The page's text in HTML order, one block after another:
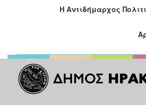
Η Αντιδήμαρχος